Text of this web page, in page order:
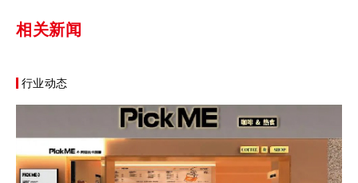
相关新闻
行业动态